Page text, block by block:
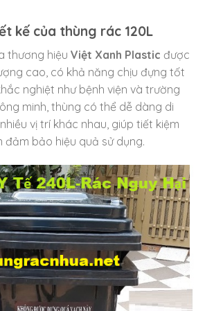
kế của thùng rác 120L
thương hiệu Việt Xanh Plastic được
cao, có khả năng chịu đựng tốt
nghiệt như bệnh viện và trường
minh, thùng có thể dễ dàng di
vị trí khác nhau, giúp tiết kiệm
đảm bảo hiệu quả sử dụng.